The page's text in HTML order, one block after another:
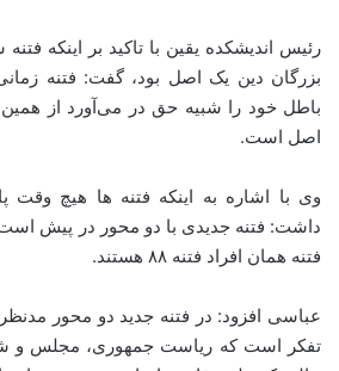
رئیس اندیشکده یقین با تاکید بر اینکه
بزرگان دین یک اصل بود، گفت: فتنه
باطل خود را شبیه حق در می‌آورد از همین
اصل است.
وی با اشاره به اینکه فتنه ها هیچ وقت
داشت: فتنه جدیدی با دو محور در پیش است
فتنه همان افراد فتنه ۸۸ هستند.
عباسی افزود: در فتنه جدید دو محور
تفکر است که ریاست جمهوری، مجلس و